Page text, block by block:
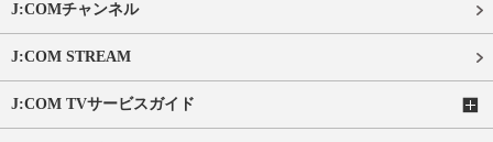
J:COMチャンネル
J:COM STREAM
J:COM TVサービスガイド